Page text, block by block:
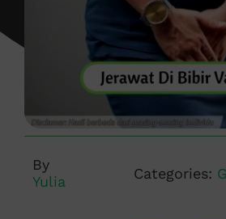
By
Yulia
Categories: